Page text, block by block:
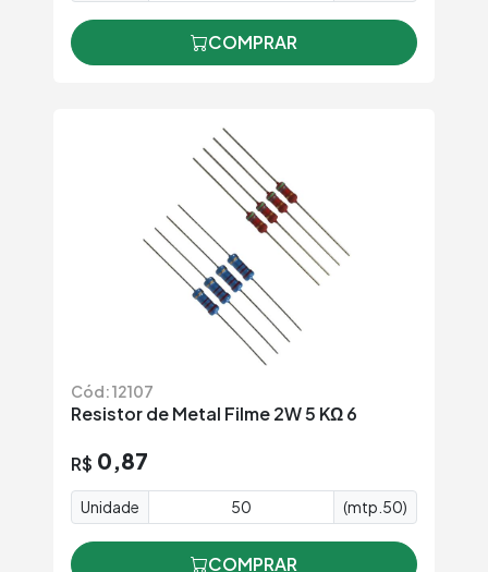
COMPRAR
Cód: 12107
Resistor de Metal Filme 2W 5 KΩ 6
R$ 0,87
Unidade (mtp.50)
COMPRAR